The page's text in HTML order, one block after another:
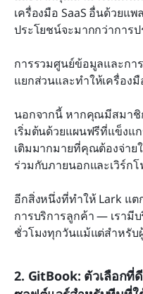
เครื่องมือ SaaS อื่นด้วยแ
ประโยชน์จะมากกว่าการป
การรวมศูนย์ข้อมูลและกา
แยกส่วนและทำให้เครื่อ
นอกจากนี้ หากคุณมีสมาชิ
เริ่มต้นด้วยแผนฟรีที่แข็งแก
เติมมากมายที่คุณต้องจ่าย
ร่วมกับภายนอกและเวิร์ก
อีกสิ่งหนึ่งที่ทำให้ Lark แ
การบริการลูกค้า — เรามี
ชั่วโมงทุกวันแม้แต่สำหรับ
2. GitBook: ตัวเลือก